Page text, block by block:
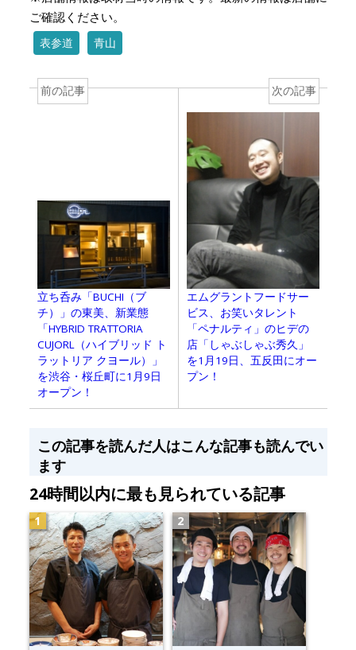
ご確認ください。
表参道 青山
前の記事
立ち呑み「BUCHI（ブ
チ）」の東美、新業態
「HYBRID TRATTORIA
CUJORL（ハイブリッド ト
ラットリア クヨール）」
を渋谷・桜丘町に1月9日
オープン！
次の記事
エムグラントフードサー
ビス、お笑いタレント
「ペナルティ」のヒデの
店「しゃぶしゃぶ秀久」
を1月19日、五反田にオー
プン！
この記事を読んだ人はこんな記事も読んでい
ます
24時間以内に最も見られている記事